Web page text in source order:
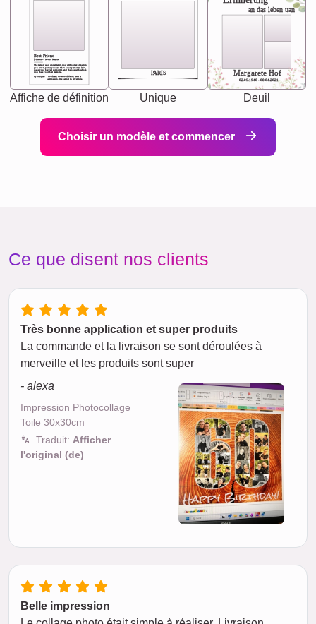
Best Friend
[<NAME>] Noun, feminie
Synonyms: Soulmate, closet confidante, sister at
heart person, life partner in adventure.
The person who understands you without explanation
you accepts just as you are. She's your partner in life's,
chaos your biggest supporter, and the one with whom
you share your best memories.
Affiche de définition
PARIS
Unique
an das leben uan
Margarete Hof
02.05.1940 - 08.04.2021
Deuil
Choisir un modèle et commencer
Ce que disent nos clients
Très bonne application et super produits
La commande et la livraison se sont déroulées à
merveille et les produits sont super
- alexa
Impression Photocollage
Toile 30x30cm
Traduit: Afficher
l'original (de)
Belle impression